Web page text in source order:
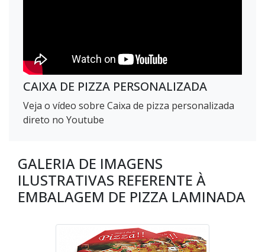
CAIXA DE PIZZA PERSONALIZADA
Veja o vídeo sobre Caixa de pizza personalizada
direto no Youtube
GALERIA DE IMAGENS
ILUSTRATIVAS REFERENTE À
EMBALAGEM DE PIZZA LAMINADA